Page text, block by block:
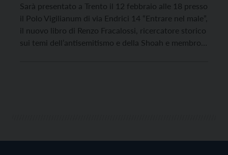
Sarà presentato a Trento il 12 febbraio alle 18 presso
il Polo Vigilianum di via Endrici 14 “Entrare nel male”,
il nuovo libro di Renzo Fracalossi, ricercatore storico
sui temi dell’antisemitismo e della Shoah e membro